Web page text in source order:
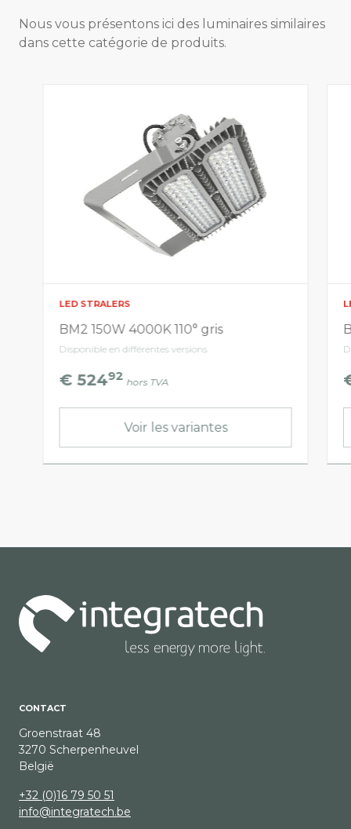
Nous vous présentons ici des luminaires similaires
dans cette catégorie de produits.
LED STRALERS
BM2 150W 4000K 110° gris
Disponible en différentes versions
€ 52492 hors TVA
Voir les variantes
CONTACT
Groenstraat 48
3270 Scherpenheuvel
België
+32 (0)16 79 50 51
info@integratech.be